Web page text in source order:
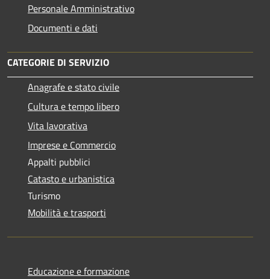
Personale Amministrativo
Documenti e dati
CATEGORIE DI SERVIZIO
Anagrafe e stato civile
Cultura e tempo libero
Vita lavorativa
Imprese e Commercio
Appalti pubblici
Catasto e urbanistica
Turismo
Mobilità e trasporti
Educazione e formazione